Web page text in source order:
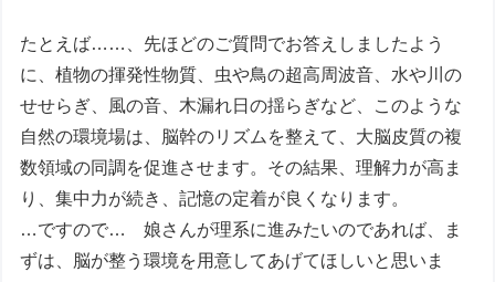
たとえば……、先ほどのご質問でお答えしましたよう
に、植物の揮発性物質、虫や鳥の超高周波音、水や川の
せせらぎ、風の音、木漏れ日の揺らぎなど、このような
自然の環境場は、脳幹のリズムを整えて、大脳皮質の複
数領域の同調を促進させます。その結果、理解力が高ま
り、集中力が続き、記憶の定着が良くなります。
…ですので… 娘さんが理系に進みたいのであれば、ま
ずは、脳が整う環境を用意してあげてほしいと思いま